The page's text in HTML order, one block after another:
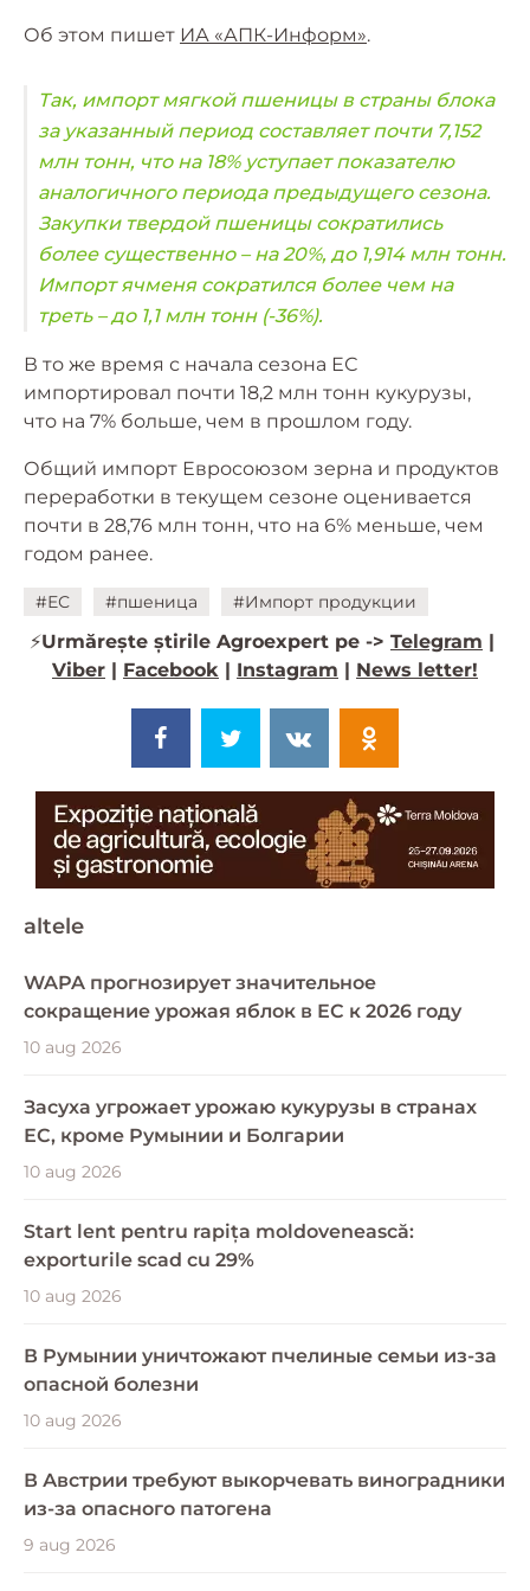
Об этом пишет ИА «АПК-Информ».
Так, импорт мягкой пшеницы в страны блока
за указанный период составляет почти 7,152
млн тонн, что на 18% уступает показателю
аналогичного периода предыдущего сезона.
Закупки твердой пшеницы сократились
более существенно – на 20%, до 1,914 млн тонн.
Импорт ячменя сократился более чем на
треть – до 1,1 млн тонн (-36%).
В то же время с начала сезона ЕС
импортировал почти 18,2 млн тонн кукурузы,
что на 7% больше, чем в прошлом году.
Общий импорт Евросоюзом зерна и продуктов
переработки в текущем сезоне оценивается
почти в 28,76 млн тонн, что на 6% меньше, чем
годом ранее.
#ЕС #пшеница #Импорт продукции
⚡️Urmărește știrile Agroexpert pe -> Telegram |
Viber | Facebook | Instagram | News letter!
altele
WAPA прогнозирует значительное
сокращение урожая яблок в ЕС к 2026 году
10 aug 2026
Засуха угрожает урожаю кукурузы в странах
ЕС, кроме Румынии и Болгарии
10 aug 2026
Start lent pentru rapița moldovenească:
exporturile scad cu 29%
10 aug 2026
В Румынии уничтожают пчелиные семьи из-за
опасной болезни
10 aug 2026
В Австрии требуют выкорчевать виноградники
из-за опасного патогена
9 aug 2026